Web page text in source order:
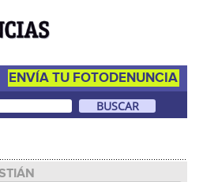
ENVÍA TU FOTODENUNCIA